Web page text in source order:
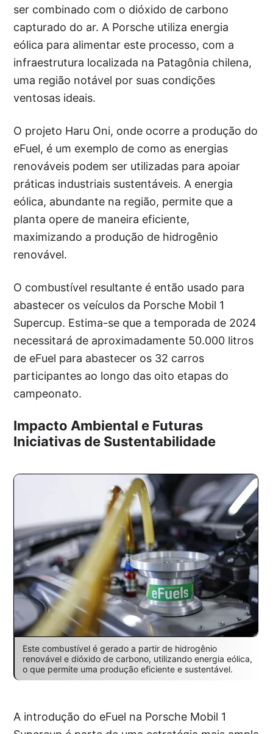
ser combinado com o dióxido de carbono
capturado do ar. A Porsche utiliza energia
eólica para alimentar este processo, com a
infraestrutura localizada na Patagônia chilena,
uma região notável por suas condições
ventosas ideais.
O projeto Haru Oni, onde ocorre a produção do
eFuel, é um exemplo de como as energias
renováveis podem ser utilizadas para apoiar
práticas industriais sustentáveis. A energia
eólica, abundante na região, permite que a
planta opere de maneira eficiente,
maximizando a produção de hidrogênio
renovável.
O combustível resultante é então usado para
abastecer os veículos da Porsche Mobil 1
Supercup. Estima-se que a temporada de 2024
necessitará de aproximadamente 50.000 litros
de eFuel para abastecer os 32 carros
participantes ao longo das oito etapas do
campeonato.
Impacto Ambiental e Futuras
Iniciativas de Sustentabilidade
Este combustível é gerado a partir de hidrogênio
renovável e dióxido de carbono, utilizando energia eólica,
o que permite uma produção eficiente e sustentável.
A introdução do eFuel na Porsche Mobil 1